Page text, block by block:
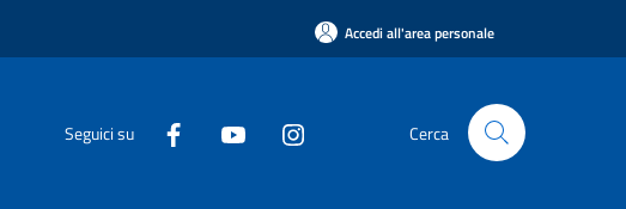
Accedi all'area personale
Seguici su Cerca